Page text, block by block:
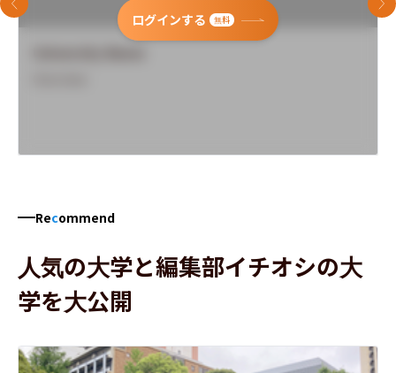
ログインする 無料
前のスライド 次
Recommend
人気の大学と編集部イチオシの大
学を大公開